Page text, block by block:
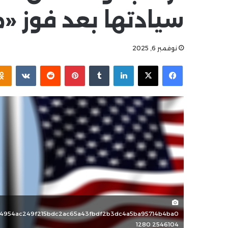
سيادتها بعد فوز
نوفمبر 6, 2025
فيسبوك
‫X لينكدإن بينتيريست
1280 2546104